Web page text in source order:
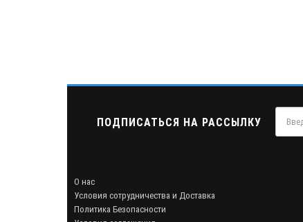
ПОДПИСАТЬСЯ НА РАССЫЛКУ
О нас
Условия сотрудничества и Доставка
Политика Безопасности